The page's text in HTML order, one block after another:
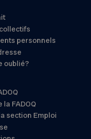
personnels
oublié?
FADOQ
section Emploi